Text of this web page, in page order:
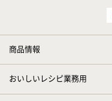
商品情報
おいしいレシピ業務用